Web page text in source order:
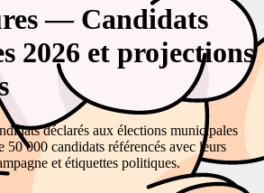
— Candidats
2026 et projections
déclarés aux élections municipales
50 000 candidats référencés avec leurs
et étiquettes politiques.